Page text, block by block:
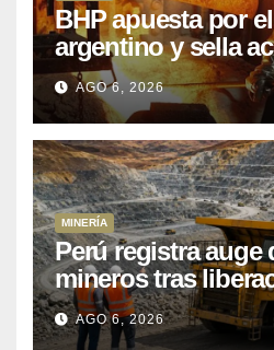
BHP apuesta por
argentino y sella
Kobrea para siete
AGO 6, 2026
MINERÍA
Perú registra auge
mineros tras
de mil
cobre y oro
AGO 6, 2026